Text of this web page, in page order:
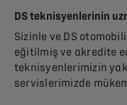
DS teknisyenlerinin
Sizinle ve DS
eğitilmiş ve akredite
teknisyenlerimizin
servislerimizde